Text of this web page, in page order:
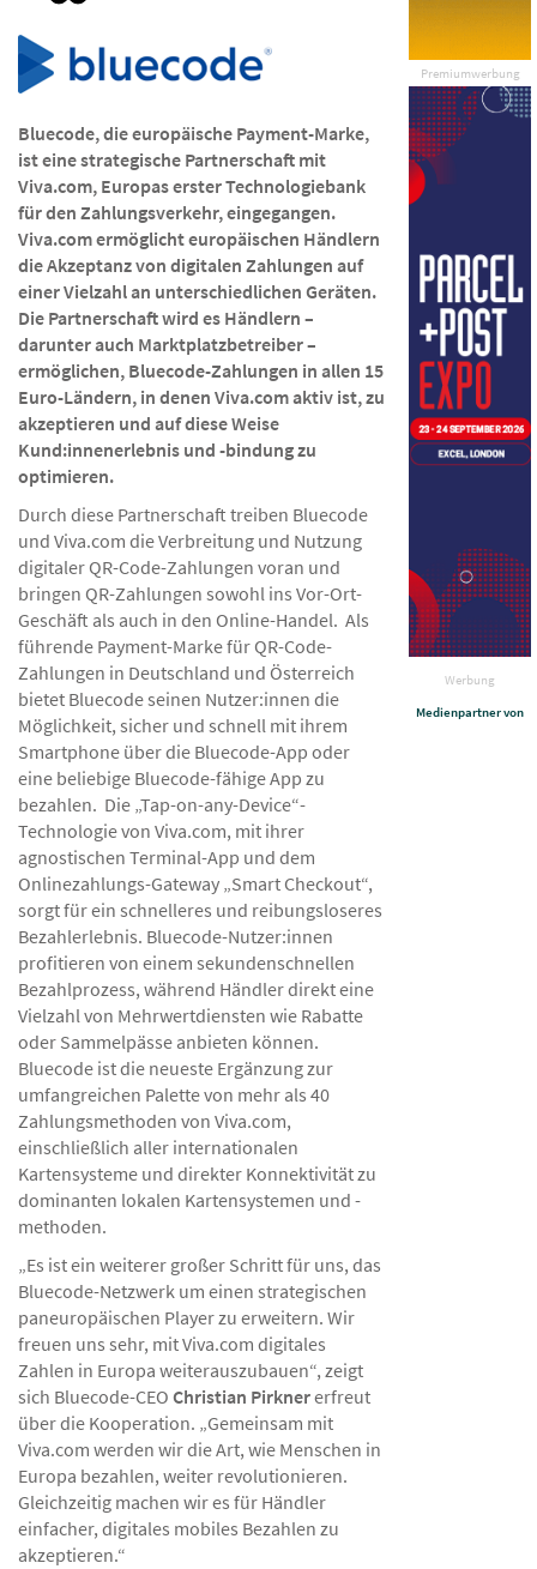
Premiumwerbung
Werbung
Medienpartner von
Bluecode, die europäische Payment-Marke,
ist eine strategische Partnerschaft mit
Viva.com, Europas erster Technologiebank
für den Zahlungsverkehr, eingegangen.
Viva.com ermöglicht europäischen Händlern
die Akzeptanz von digitalen Zahlungen auf
einer Vielzahl an unterschiedlichen Geräten.
Die Partnerschaft wird es Händlern –
darunter auch Marktplatzbetreiber –
ermöglichen, Bluecode-Zahlungen in allen 15
Euro-Ländern, in denen Viva.com aktiv ist, zu
akzeptieren und auf diese Weise
Kund:innenerlebnis und -bindung zu
optimieren.
Durch diese Partnerschaft treiben Bluecode
und Viva.com die Verbreitung und Nutzung
digitaler QR-Code-Zahlungen voran und
bringen QR-Zahlungen sowohl ins Vor-Ort-
Geschäft als auch in den Online-Handel. Als
führende Payment-Marke für QR-Code-
Zahlungen in Deutschland und Österreich
bietet Bluecode seinen Nutzer:innen die
Möglichkeit, sicher und schnell mit ihrem
Smartphone über die Bluecode-App oder
eine beliebige Bluecode-fähige App zu
bezahlen. Die „Tap-on-any-Device“-
Technologie von Viva.com, mit ihrer
agnostischen Terminal-App und dem
Onlinezahlungs-Gateway „Smart Checkout“,
sorgt für ein schnelleres und reibungsloseres
Bezahlerlebnis. Bluecode-Nutzer:innen
profitieren von einem sekundenschnellen
Bezahlprozess, während Händler direkt eine
Vielzahl von Mehrwertdiensten wie Rabatte
oder Sammelpässe anbieten können.
Bluecode ist die neueste Ergänzung zur
umfangreichen Palette von mehr als 40
Zahlungsmethoden von Viva.com,
einschließlich aller internationalen
Kartensysteme und direkter Konnektivität zu
dominanten lokalen Kartensystemen und -
methoden.
„Es ist ein weiterer großer Schritt für uns, das
Bluecode-Netzwerk um einen strategischen
paneuropäischen Player zu erweitern. Wir
freuen uns sehr, mit Viva.com digitales
Zahlen in Europa weiterauszubauen“, zeigt
sich Bluecode-CEO Christian Pirknererfreut
über die Kooperation. „Gemeinsam mit
Viva.com werden wir die Art, wie Menschen in
Europa bezahlen, weiter revolutionieren.
Gleichzeitig machen wir es für Händler
einfacher, digitales mobiles Bezahlen zu
akzeptieren.“